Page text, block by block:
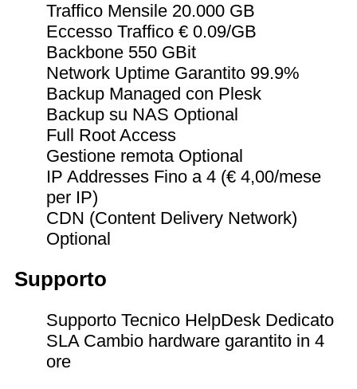
Traffico Mensile 20.000 GB
Eccesso Traffico € 0.09/GB
Backbone 550 GBit
Network Uptime Garantito 99.9%
Backup Managed con Plesk
Backup su NAS Optional
Full Root Access
Gestione remota Optional
IP Addresses Fino a 4 (€ 4,00/mese
per IP)
CDN (Content Delivery Network)
Optional
Supporto
Supporto Tecnico HelpDesk Dedicato
SLA Cambio hardware garantito in 4
ore